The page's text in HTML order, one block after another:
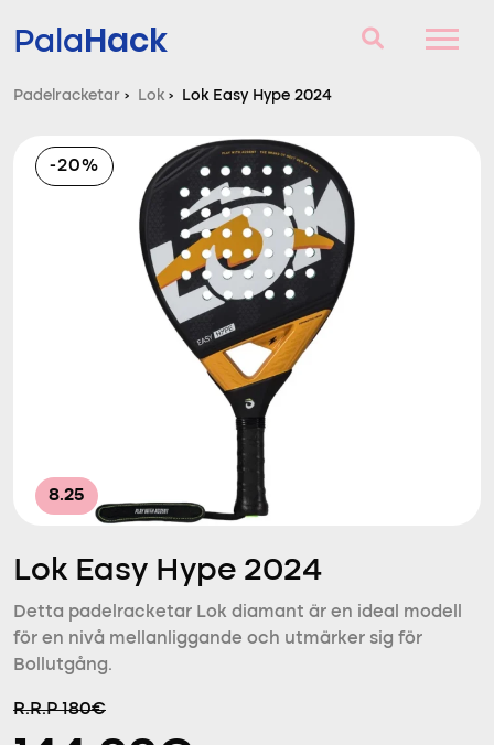
PalaHack
Padelracketar
Frågor och svar
Komparator
Padelracketar › Lok › Lok Easy Hype 2024
-20%
8.25
Lok Easy Hype 2024
Detta padelracketar Lok diamant är en ideal modell
för en nivå mellanliggande och utmärker sig för
Bollutgång.
R.R.P 180€